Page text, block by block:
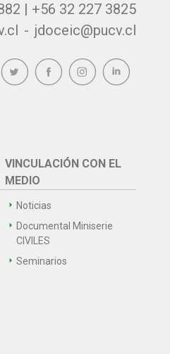
| +56 32 227 3825
- jdoceic@pucv.cl
VINCULACIÓN CON EL
MEDIO
Noticias
Documental Miniserie
CIVILES
Seminarios